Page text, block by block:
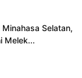
Selatan,
Melek...